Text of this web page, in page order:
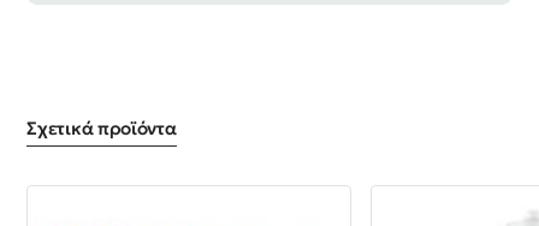
Σχετικά προϊόντα